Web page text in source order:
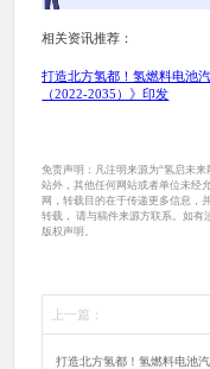
相关资讯推荐：
打造北方氢都！氢燃料电池
（2022-2035）》印发
免责声明：凡注明来源为“氢启未
站外，其他任何网站或者单位未经
网，转载目的在于传递更多信息，
转载， 请与稿件来源方联系。如有
版权声明。
上一篇：
打造北方氢都！氢燃料电池